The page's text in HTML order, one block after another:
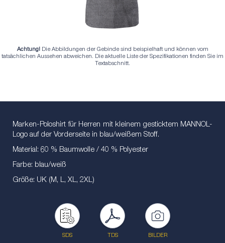
Achtung! Die Abbildungen der Gebinde sind beispielhaft und können vom
tatsächlichen Aussehen abweichen. Die aktuelle Liste der Spezifikationen finden Sie im
Textabschnitt.
Marken-Poloshirt für Herren mit kleinem gesticktem MANNOL-
Logo auf der Vorderseite in blau/weißem Stoff.
Material: 60 % Baumwolle / 40 % Polyester
Farbe: blau/weiß
Größe: UK (M, L, XL, 2XL)
SDS TDS BILDER